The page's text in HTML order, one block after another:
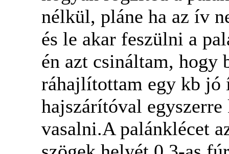
nélkül, pláne ha az ív
és le akar feszülni a
én azt csináltam, hogy
ráhajlítottam egy kb jó
hajszárítóval
vasalni.A palánklécet